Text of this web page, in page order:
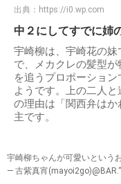
出典： https://i0.wp.com
中２にしてすでに姉
宇崎柳は、宇崎花の
で、メカクレの髪型
を追うプロポーショ
ようです。上の二人
の理由は「関西弁は
主です。
宇崎柳ちゃんが可愛いという
— 古紫真宵